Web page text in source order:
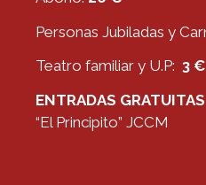
Personas Jubiladas y
Teatro familiar y U.P: 3 €
ENTRADAS GRATUITAS
“El Principito” JCCM